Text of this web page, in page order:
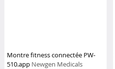
Montre fitness connectée PW-
510.app Newgen Medicals